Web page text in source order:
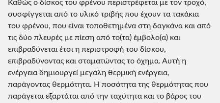
Καθώς ο δίσκος του φρένου περιστρέφεται με τον τροχό,
συσφίγγεται από το υλικό τριβής που έχουν τα τακάκια
του φρένου, που είναι τοποθετημένα στη δαγκάνα και από
τις δύο πλευρές με πίεση από το(τα) έμβολο(α) και
επιβραδύνεται έτσι η περιστροφή του δίσκου,
επιβραδύνοντας και σταματώντας το όχημα. Αυτή η
ενέργεια δημιουργεί μεγάλη θερμική ενέργεια,
παράγοντας θερμότητα. Η ποσότητα της θερμότητας που
παράγεται εξαρτάται από την ταχύτητα και το βάρος του